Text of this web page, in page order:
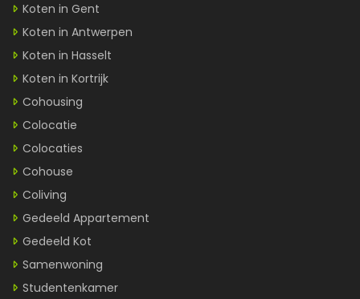
Koten in Gent
Koten in Antwerpen
Koten in Hasselt
Koten in Kortrijk
Cohousing
Colocatie
Colocaties
Cohouse
Coliving
Gedeeld Appartement
Gedeeld Kot
Samenwoning
Studentenkamer